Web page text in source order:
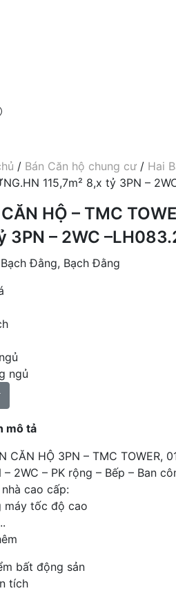
/ Bán Căn hộ chung cư / Hai
115,7m² 8,x tỷ 3PN –
HỘ – TMC
3PN – 2WC
Đằng, Bạch Đằng
ngủ
mô tả
CĂN HỘ 3PN – TMC TOWER,
2WC – PK rộng – Bếp – Ban
cao cấp:
máy tốc độ cao
bất động sản
tích